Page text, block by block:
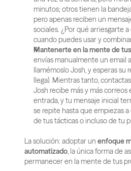
minutos; otros tienen la
pero apenas reciben un
sociales. ¿Por qué arriesgarte
cuando puedes usar y
Mantenerte en la mente de
envías manualmente un email
llamémoslo Josh, y esperas su
llega). Mientras tanto,
Josh recibe más y más correos
entrada, y tu mensaje inicial
se repite hasta que empiezas
de tus tácticas o incluso de tu
La solución: adoptar un enfoque
automatizado, la única forma de
permanecer en la mente de tus